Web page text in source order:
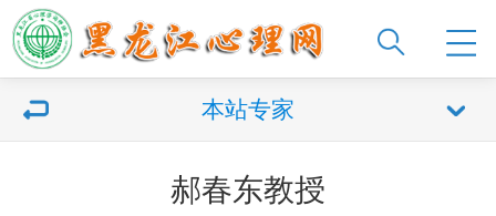
本站专家
郝春东教授